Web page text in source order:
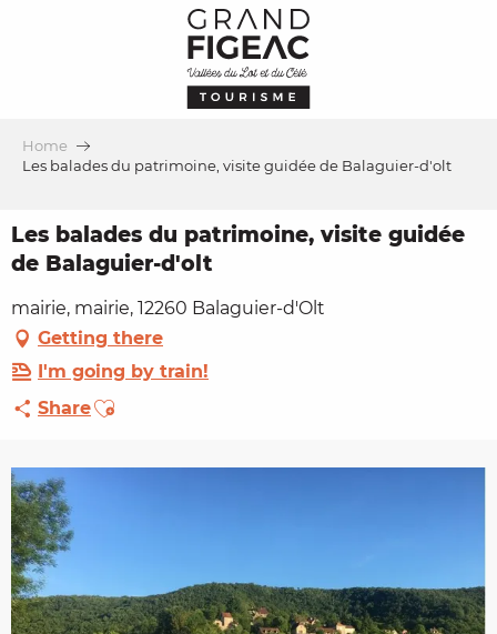
Home
Les balades du patrimoine, visite guidée de Balaguier-d'olt
Les balades du patrimoine, visite guidée
de Balaguier-d'olt
mairie, mairie, 12260 Balaguier-d'Olt
Getting there
I'm going by train!
ShareAjouter aux favoris